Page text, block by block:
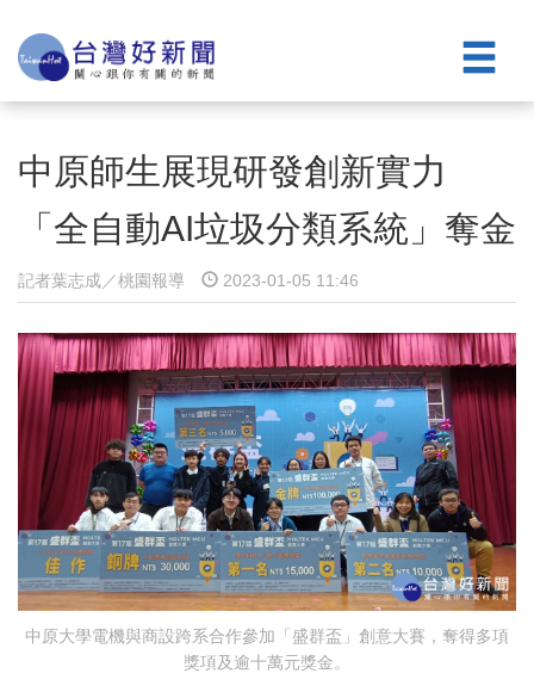
中原師生展現研發創新實力
「全自動AI垃圾分類系統」奪金
記者葉志成／桃園報導 2023-01-05 11:46
中原大學電機與商設跨系合作參加「盛群盃」創意大賽，奪得多項
獎項及逾十萬元獎金。